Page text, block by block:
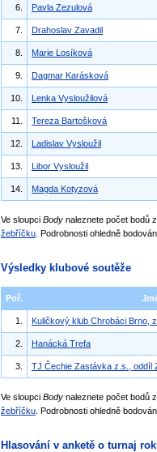
6. Pavla Zezulová
7. Drahoslav Zavadil
8. Marie Losíková
9. Dagmar Karásková
10. Lenka Vysloužilová
11. Tereza Bartošková
12. Ladislav Vysloužil
13. Libor Vysloužil
14. Magda Kotyzová
Ve sloupci Body naleznete počet bodů
žebříčku . Podrobnosti ohledně
Výsledky klubové soutěže
Poř.
1. Kuličkový klub Chrobáci Brno,
2. Hanácká Trefa
3. TJ Čechie Zastávka z.s., oddíl
Ve sloupci Body naleznete počet bodů
žebříčku . Podrobnosti ohledně
Hlasování v anketě o turnaj